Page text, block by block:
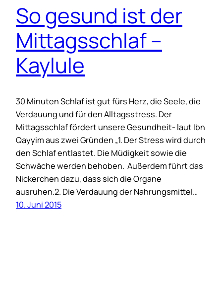
So gesund ist der
Mittagsschlaf –
Kaylule
30 Minuten Schlaf ist gut fürs Herz, die Seele, die
Verdauung und für den Alltagsstress. Der
Mittagsschlaf fördert unsere Gesundheit- laut Ibn
Qayyim aus zwei Gründen „1. Der Stress wird durch
den Schlaf entlastet. Die Müdigkeit sowie die
Schwäche werden behoben. Außerdem führt das
Nickerchen dazu, dass sich die Organe
ausruhen.2. Die Verdauung der Nahrungsmittel…
10. Juni 2015